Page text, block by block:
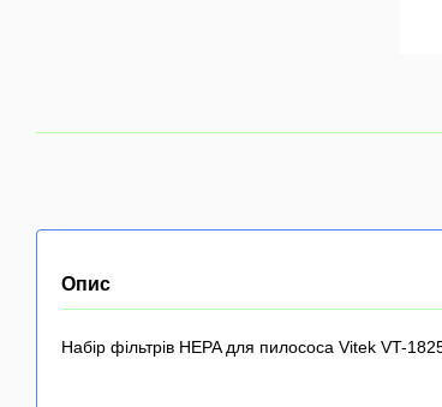
Опис
Набір фільтрів HEPA для пилососа Vitek VT-